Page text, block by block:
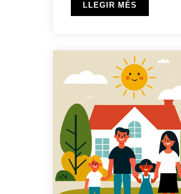
LLEGIR MÉS